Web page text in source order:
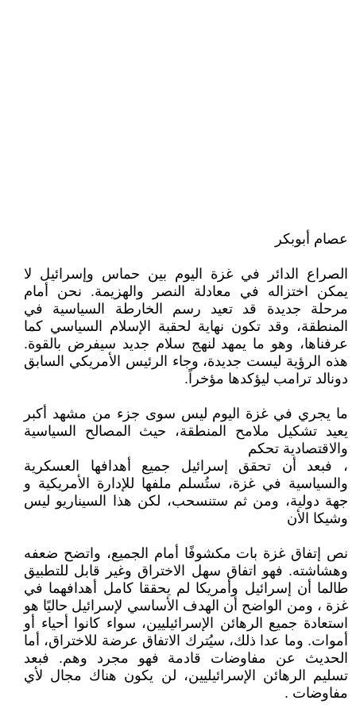
عصام أبوبكر
الصراع الدائر في غزة اليوم بين حماس وإسرائيل لا
يمكن اختزاله في معادلة النصر والهزيمة. نحن أمام
مرحلة جديدة قد تعيد رسم الخارطة السياسية في
المنطقة، وقد تكون نهاية لحقبة الإسلام السياسي كما
عرفناها، وهو ما يمهد لنهج سلام جديد سيفرض بالقوة.
هذه الرؤية ليست جديدة، وجاء الرئيس الأمريكي السابق
دونالد ترامب ليؤكدها مؤخراً.
ما يجري في غزة اليوم ليس سوى جزء من مشهد أكبر
يعيد تشكيل ملامح المنطقة، حيث المصالح السياسية
والاقتصادية تحكم
، فبعد أن تحقق إسرائيل جميع أهدافها العسكرية
والسياسية في غزة، ستُسلم ملفها للإدارة الأمريكية و
جهة دولية، ومن ثم ستنسحب، لكن هذا السيناريو ليس
وشيكا الأن
نص إتفاق غزة بات مكشوفًا أمام الجميع، واتضح ضعفه
وهشاشته. فهو اتفاق سهل الاختراق وغير قابل للتطبيق
طالما أن إسرائيل وأمريكا لم يحققا كامل أهدافهما في
غزة ، ومن الواضح أن الهدف الأساسي لإسرائيل حاليًا هو
استعادة جميع الرهائن الإسرائيليين، سواء كانوا أحياء أو
أموات. وما عدا ذلك، سيُترك الاتفاق عرضة للاختراق، أما
الحديث عن مفاوضات قادمة فهو مجرد وهم. فبعد
تسليم الرهائن الإسرائيليين، لن يكون هناك مجال لأي
مفاوضات .